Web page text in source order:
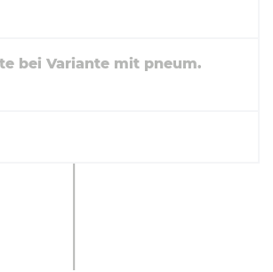
bei Variante mit pneum.